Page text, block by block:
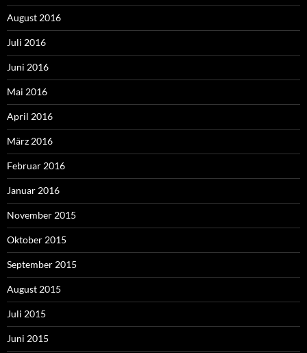
August 2016
Juli 2016
Juni 2016
Mai 2016
April 2016
März 2016
Februar 2016
Januar 2016
November 2015
Oktober 2015
September 2015
August 2015
Juli 2015
Juni 2015